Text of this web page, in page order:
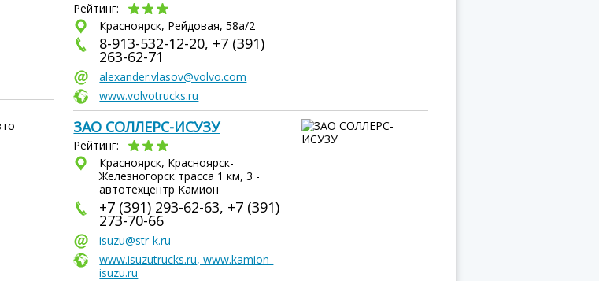
Рейтинг:
Красноярск, Рейдовая, 58а/2
8-913-532-12-20, +7 (391)
263-62-71
alexander.vlasov@volvo.com
www.volvotrucks.ru
ЗАО СОЛЛЕРС-ИСУЗУ
Рейтинг:
Красноярск, Красноярск-
Железногорск трасса 1 км, 3 -
автотехцентр Камион
+7 (391) 293-62-63, +7 (391)
273-70-66
isuzu@str-k.ru
www.isuzutrucks.ru, www.kamion-
isuzu.ru